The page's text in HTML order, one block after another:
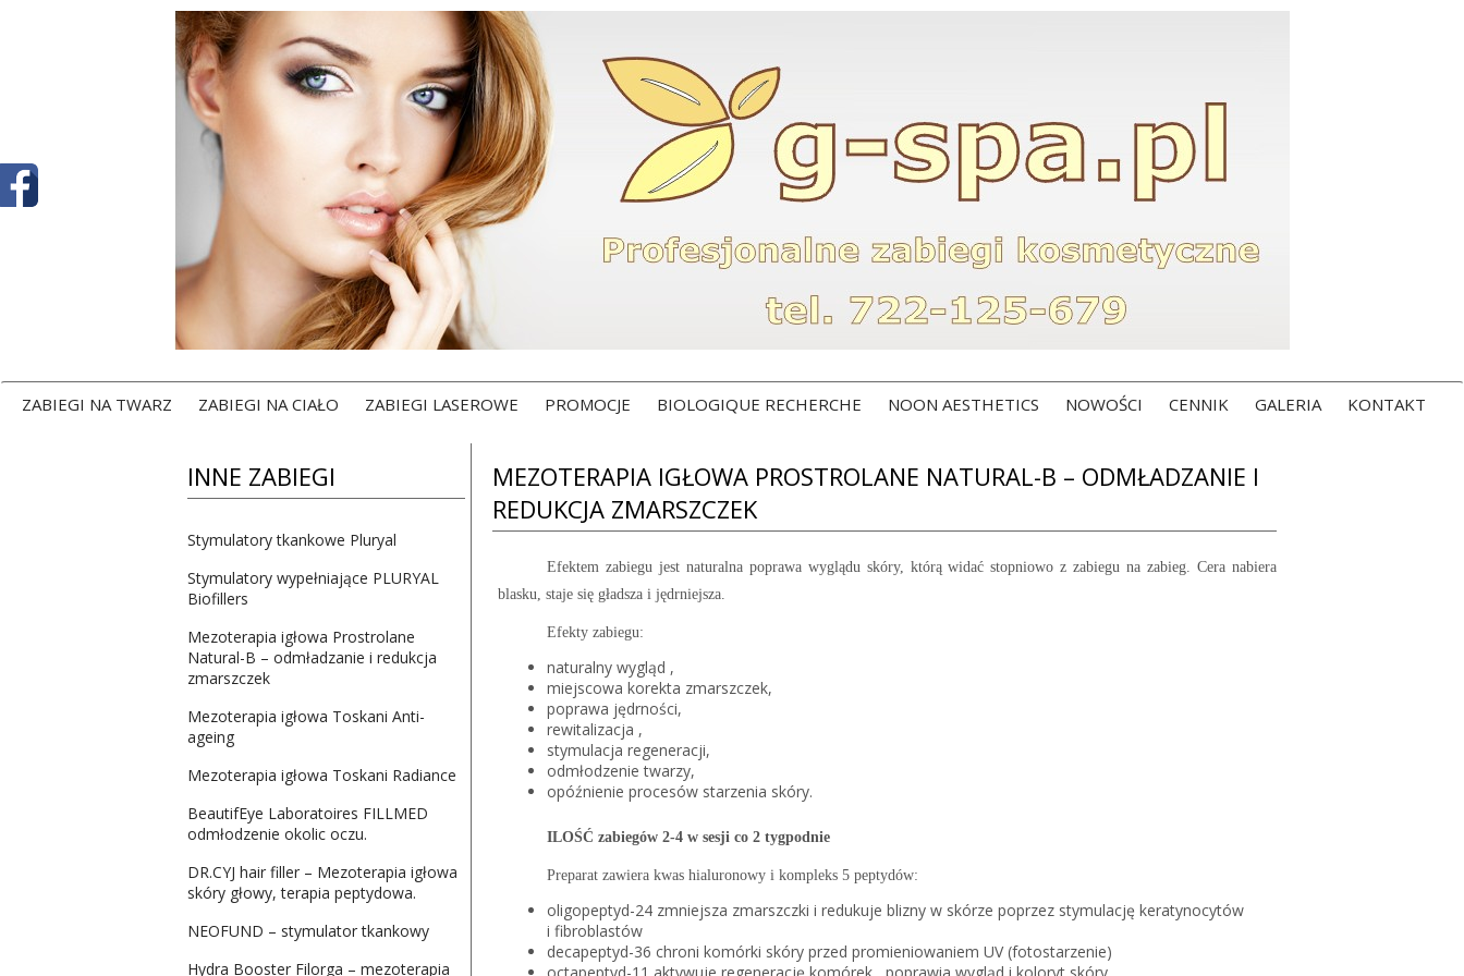
ZABIEGI NA TWARZ ZABIEGI NA CIAŁO ZABIEGI LASEROWE PROMOCJE BIOLOGIQUE RECHERCHE NOON AESTHETICS NOWOŚCI CENNIK GALERIA KONTAKT
MEZOTERAPIA IGŁOWA PROSTROLANE NATURAL-B – ODMŁADZANIE I
REDUKCJA ZMARSZCZEK
Efektem zabiegu jest naturalna poprawa wyglądu skóry, którą widać stopniowo z zabiegu na zabieg. Cera nabiera
blasku, staje się gładsza i jędrniejsza.
Efekty zabiegu:
naturalny wygląd ,
miejscowa korekta zmarszczek,
poprawa jędrności,
rewitalizacja ,
stymulacja regeneracji,
odmłodzenie twarzy,
opóźnienie procesów starzenia skóry.
ILOŚĆ zabiegów 2-4 w sesji co 2 tygpodnie
Preparat zawiera kwas hialuronowy i kompleks 5 peptydów:
oligopeptyd-24 zmniejsza zmarszczki i redukuje blizny w skórze poprzez stymulację keratynocytów
i fibroblastów
decapeptyd-36 chroni komórki skóry przed promieniowaniem UV (fotostarzenie)
INNE ZABIEGI
Stymulatory tkankowe Pluryal
Stymulatory wypełniające PLURYAL
Biofillers
Mezoterapia igłowa Prostrolane
Natural-B – odmładzanie i redukcja
zmarszczek
Mezoterapia igłowa Toskani Anti-
ageing
Mezoterapia igłowa Toskani Radiance
BeautifEye Laboratoires FILLMED
odmłodzenie okolic oczu.
DR.CYJ hair filler – Mezoterapia igłowa
skóry głowy, terapia peptydowa.
NEOFUND – stymulator tkankowy
Hydra Booster Filorga – mezoterapia